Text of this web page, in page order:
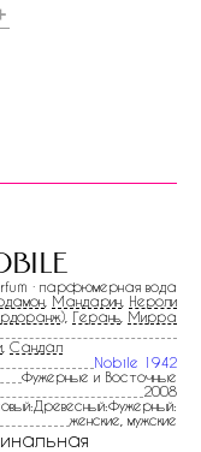
· парфюмерная вода
Мандарин Нероли
), Герань Мирра
Сандал
Nobile 1942
Фужерные и Восточные
2008
женские, мужские